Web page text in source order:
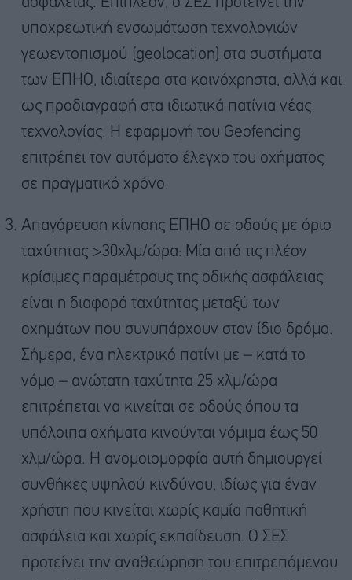
υποχρεωτική ενσωμάτωση τεχνολογιών
γεωεντοπισμού (geolocation) στα συστήματα
των ΕΠΗΟ, ιδιαίτερα στα κοινόχρηστα, αλλά και
ως προδιαγραφή στα ιδιωτικά πατίνια νέας
τεχνολογίας. Η εφαρμογή του Geofencing
επιτρέπει τον αυτόματο έλεγχο του οχήματος
σε πραγματικό χρόνο.
Απαγόρευση κίνησης ΕΠΗΟ σε οδούς με όριο
ταχύτητας >30χλμ/ώρα: Μία από τις πλέον
κρίσιμες παραμέτρους της οδικής ασφάλειας
είναι η διαφορά ταχύτητας μεταξύ των
οχημάτων που συνυπάρχουν στον ίδιο δρόμο.
Σήμερα, ένα ηλεκτρικό πατίνι με – κατά το
νόμο – ανώτατη ταχύτητα 25 χλμ/ώρα
επιτρέπεται να κινείται σε οδούς όπου τα
υπόλοιπα οχήματα κινούνται νόμιμα έως 50
χλμ/ώρα. Η ανομοιομορφία αυτή δημιουργεί
συνθήκες υψηλού κινδύνου, ιδίως για έναν
χρήστη που κινείται χωρίς καμία παθητική
ασφάλεια και χωρίς εκπαίδευση. Ο ΣΕΣ
προτείνει την αναθεώρηση του επιτρεπόμενου